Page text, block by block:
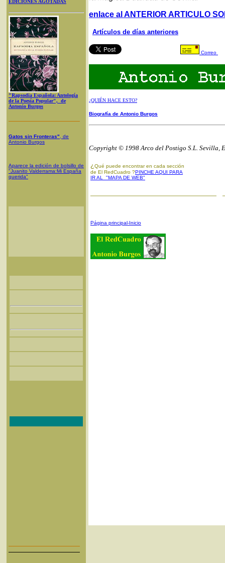
EDICIONES AGOTADAS
"Rapsodia Española: Antología
de la Poesía Popular", de
Antonio Burgos
Gatos sin Fronteras" , de
Antonio Burgos
Aparece la edición de bolsillo de
"Juanito Valderrama:Mi España
querida"
enlace al ANTERIOR ARTICULO
Artículos de días anteriores
Correo
¿QUIÉN HACE ESTO?
Biografía de Antonio Burgos
Copyright © 1998 Arco del Postigo S.L. Sevilla,
¿ Qué puede encontrar en cada sección
de El RedCuadro ?PINCHE AQUI PARA
IR AL "MAPA DE WEB"
Página principal-Inicio